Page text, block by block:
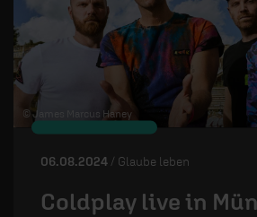
© James Marcus Haney
06.08.2024 / Glaube leben
Coldplay live in